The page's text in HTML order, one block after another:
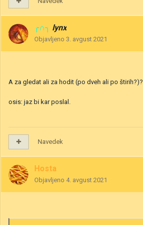
╭∩╮ lynx
Objavljeno 3. avgust 2021
A za gledat ali za hodit (po dveh ali po štirih?)?
osis: jaz bi kar poslal.
Navedek
Hosta
Objavljeno 4. avgust 2021